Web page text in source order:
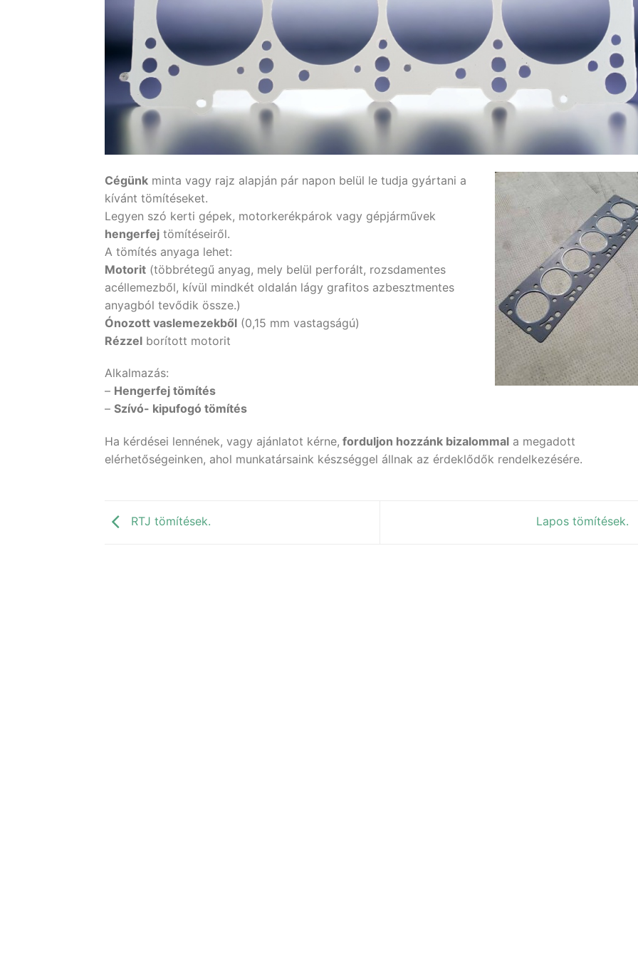
Cégünk minta vagy rajz alapján pár napon belül le tudja gyártani a
kívánt tömítéseket.
Legyen szó kerti gépek, motorkerékpárok vagy gépjárművek
hengerfej tömítéseiről.
A tömítés anyaga lehet:
Motorit (többrétegű anyag, mely belül perforált, rozsdamentes
acéllemezből, kívül mindkét oldalán lágy grafitos azbesztmentes
anyagból tevődik össze.)
Ónozott vaslemezekből (0,15 mm vastagságú)
Rézzel borított motorit
Alkalmazás:
– Hengerfej tömítés
– Szívó- kipufogó tömítés
Ha kérdései lennének, vagy ajánlatot kérne, forduljon hozzánk bizalommal a megadott
elérhetőségeinken, ahol munkatársaink készséggel állnak az érdeklődők rendelkezésére.
RTJ tömítések. Lapos tömítések.